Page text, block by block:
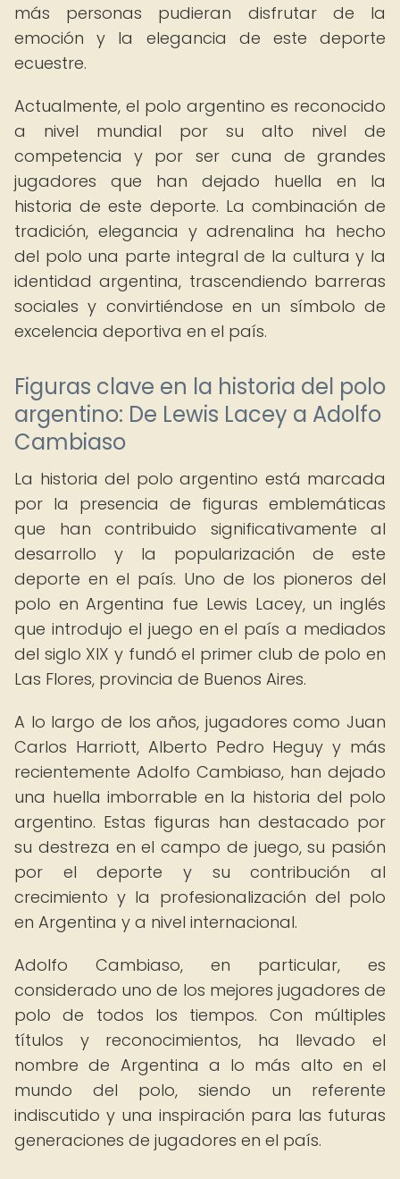
más personas pudieran disfrutar de la
emoción y la elegancia de este deporte
ecuestre.
Actualmente, el polo argentino es reconocido
a nivel mundial por su alto nivel de
competencia y por ser cuna de grandes
jugadores que han dejado huella en la
historia de este deporte. La combinación de
tradición, elegancia y adrenalina ha hecho
del polo una parte integral de la cultura y la
identidad argentina, trascendiendo barreras
sociales y convirtiéndose en un símbolo de
excelencia deportiva en el país.
Figuras clave en la historia del polo
argentino: De Lewis Lacey a Adolfo
Cambiaso
La historia del polo argentino está marcada
por la presencia de figuras emblemáticas
que han contribuido significativamente al
desarrollo y la popularización de este
deporte en el país. Uno de los pioneros del
polo en Argentina fue Lewis Lacey, un inglés
que introdujo el juego en el país a mediados
del siglo XIX y fundó el primer club de polo en
Las Flores, provincia de Buenos Aires.
A lo largo de los años, jugadores como Juan
Carlos Harriott, Alberto Pedro Heguy y más
recientemente Adolfo Cambiaso, han dejado
una huella imborrable en la historia del polo
argentino. Estas figuras han destacado por
su destreza en el campo de juego, su pasión
por el deporte y su contribución al
crecimiento y la profesionalización del polo
en Argentina y a nivel internacional.
Adolfo Cambiaso, en particular, es
considerado uno de los mejores jugadores de
polo de todos los tiempos. Con múltiples
títulos y reconocimientos, ha llevado el
nombre de Argentina a lo más alto en el
mundo del polo, siendo un referente
indiscutido y una inspiración para las futuras
generaciones de jugadores en el país.